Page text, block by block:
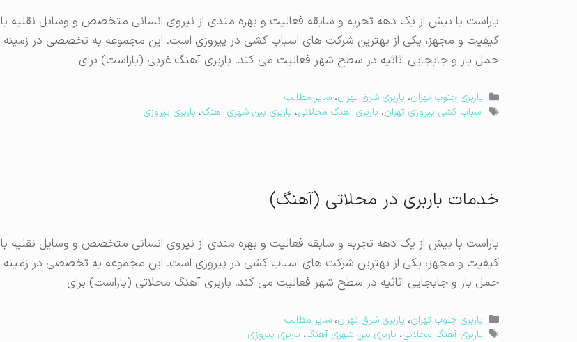
باراست با بیش از یک دهه تجربه و سابقه فعالیت و بهره مندی از نیروی انسانی متخصص و وسایل نقلیه با
کیفیت و مجهز، یکی از بهترین شرکت های اسباب کشی در پیروزی است. این مجموعه به تخصصی در زمینه
حمل بار و جابجایی اثاثیه در سطح شهر فعالیت می کند. باربری آهنگ غربی (باراست) برای
دسته‌ها
باربری جنوب تهران، باربری شرق تهران،سایر مطالب
برچسب‌ها
اسباب کشی پیروزی تهران، باربری آهنگ محلاتی، باربری بین شهری آهنگ، باربری پیروزی
خدمات باربری در محلاتی (آهنگ)
باراست با بیش از یک دهه تجربه و سابقه فعالیت و بهره مندی از نیروی انسانی متخصص و وسایل نقلیه با
کیفیت و مجهز، یکی از بهترین شرکت های اسباب کشی در پیروزی است. این مجموعه به تخصصی در زمینه
حمل بار و جابجایی اثاثیه در سطح شهر فعالیت می کند. باربری آهنگ محلاتی (باراست) برای
دسته‌ها
باربری جنوب تهران، باربری شرق تهران،سایر مطالب
برچسب‌ها
باربری آهنگ محلاتی، باربری بین شهری آهنگ، باربری پیروزی